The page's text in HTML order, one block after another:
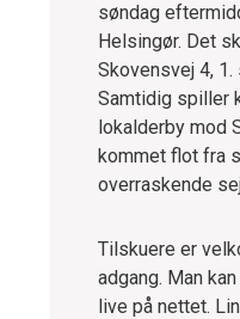
søndag
Helsingør. Det
Skovensvej 4, 1.
Samtidig spiller
lokalderby mod
kommet flot fra
overraskende
Tilskuere er
adgang. Man
live på nettet.